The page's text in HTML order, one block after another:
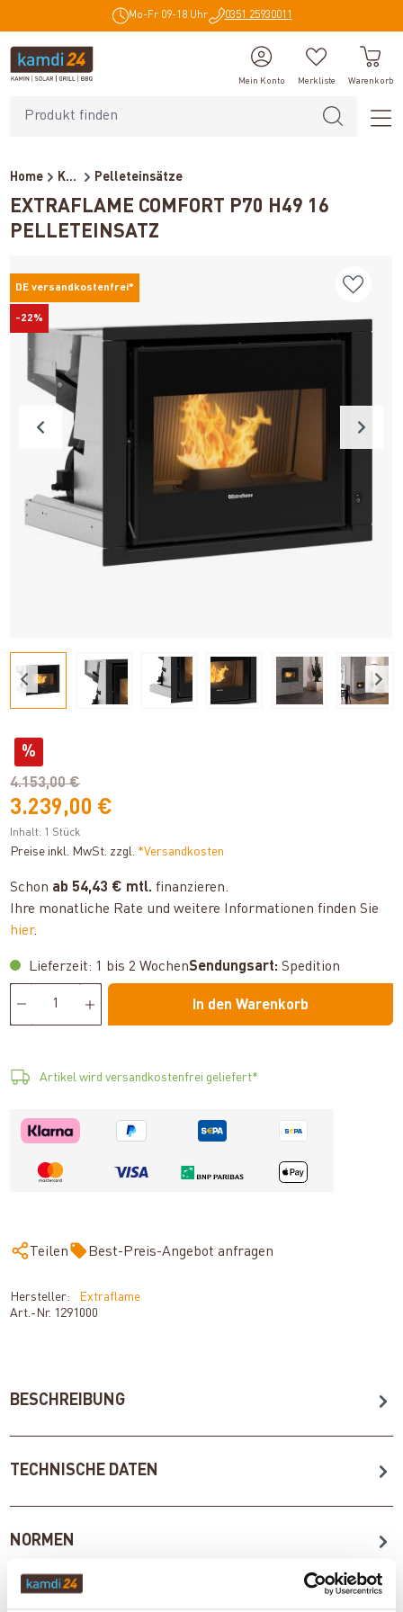
Mo-Fr 09-18 Uhr 0351 25930011
Mein Konto Merkliste Warenkorb
Home Kaminöfen Pelleteinsätze
EXTRAFLAME COMFORT P70 H49 16
PELLETEINSATZ
DE versandkostenfrei*
-22%
%
4.153,00 €
3.239,00 €
Inhalt: 1 Stück
Preise inkl. MwSt. zzgl. *Versandkosten
Schon ab 54,43 € mtl. finanzieren.
Ihre monatliche Rate und weitere Informationen finden Sie
hier.
Lieferzeit: 1 bis 2 WochenSendungsart: Spedition
In den Warenkorb
Artikel wird versandkostenfrei geliefert*
Teilen Best-Preis-Angebot anfragen
Hersteller:
Extraflame
Art.-Nr. 1291000
BESCHREIBUNG
TECHNISCHE DATEN
NORMEN